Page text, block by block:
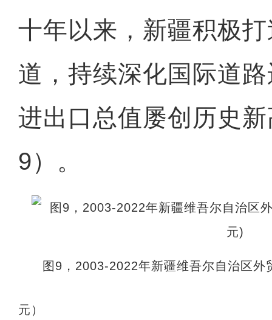
十年以来，新疆积极
道，持续深化国际道
进出口总值屡创历史
9）。
图9，2003-2022年新疆维吾尔自治区外
元）